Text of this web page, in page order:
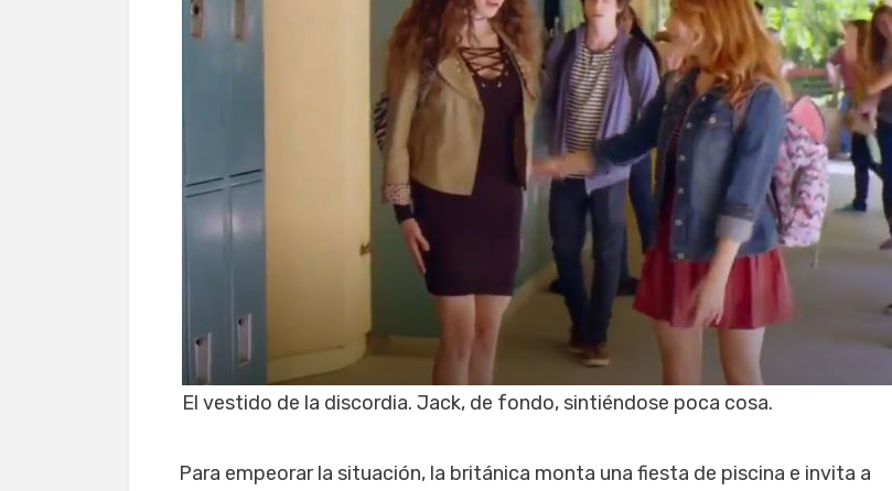
El vestido de la discordia. Jack, de fondo, sintiéndose poca cosa.
Para empeorar la situación, la británica monta una fiesta de piscina e invita a